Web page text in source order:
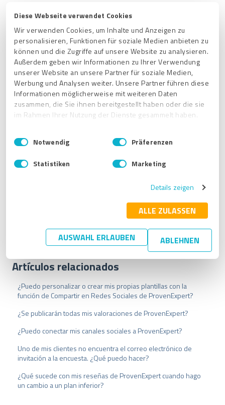
Diese Webseite verwendet Cookies
Wir verwenden Cookies, um Inhalte und Anzeigen zu
personalisieren, Funktionen für soziale Medien anbieten zu
können und die Zugriffe auf unsere Website zu analysieren.
Außerdem geben wir Informationen zu Ihrer Verwendung
unserer Website an unsere Partner für soziale Medien,
Werbung und Analysen weiter. Unsere Partner führen diese
Informationen möglicherweise mit weiteren Daten
zusammen, die Sie ihnen bereitgestellt haben oder die sie
im Rahmen Ihrer Nutzung der Dienste gesammelt haben.
Impressum
Datenschutzbestimmungen
E
i
w
s
a
Notwendig Präferenzen
Statistiken Marketing
Details zeigen
ALLE ZULASSEN
AUSWAHL ERLAUBEN ABLEHNEN
2. Haz clic en el ícono de edición para abrir la opción de
"Publicación automática de reseñas".
3. Elige en el menú desplegable a partir de qué calificación quieres
que tus reseñas se publiquen automáticamente, por ejemplo 3, 4 o
5 estrellas.
Artículos relacionados
¿Puedo personalizar o crear mis propias plantillas con la
función de Compartir en Redes Sociales de ProvenExpert?
¿Se publicarán todas mis valoraciones de ProvenExpert?
¿Puedo conectar mis canales sociales a ProvenExpert?
Uno de mis clientes no encuentra el correo electrónico de
invitación a la encuesta. ¿Qué puedo hacer?
¿Qué sucede con mis reseñas de ProvenExpert cuando hago
un cambio a un plan inferior?